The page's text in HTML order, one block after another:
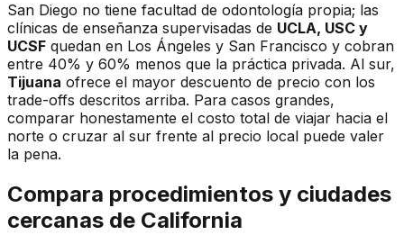
San Diego no tiene facultad de odontología propia; las
clínicas de enseñanza supervisadas de UCLA, USC y
UCSF quedan en Los Ángeles y San Francisco y cobran
entre 40% y 60% menos que la práctica privada. Al sur,
Tijuana ofrece el mayor descuento de precio con los
trade-offs descritos arriba. Para casos grandes,
comparar honestamente el costo total de viajar hacia el
norte o cruzar al sur frente al precio local puede valer
la pena.
Compara procedimientos y ciudades
cercanas de California